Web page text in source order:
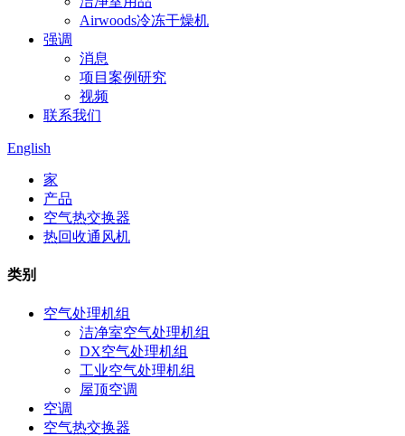
Airwoods冷冻干燥机
强调
消息
项目案例研究
视频
联系我们
English
家
产品
空气热交换器
热回收通风机
类别
空气处理机组
洁净室空气处理机组
DX空气处理机组
工业空气处理机组
屋顶空调
空调
空气热交换器